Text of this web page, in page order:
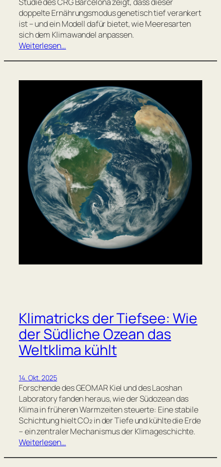
doppelte Ernährungsmodus genetisch tief verankert
ist – und ein Modell dafür bietet, wie Meeresarten
sich dem Klimawandel anpassen.
Weiterlesen…
Klimatricks der Tiefsee: Wie
der Südliche Ozean das
Weltklima kühlt
14. Okt. 2025
Forschende des GEOMAR Kiel und des Laoshan
Laboratory fanden heraus, wie der Südozean das
Klima in früheren Warmzeiten steuerte: Eine stabile
Schichtung hielt CO₂ in der Tiefe und kühlte die Erde
– ein zentraler Mechanismus der Klimageschichte.
Weiterlesen…